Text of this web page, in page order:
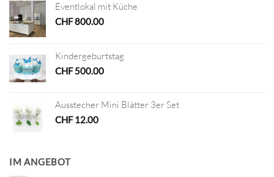
Eventlokal mit Küche
CHF800.00
Kindergeburtstag
CHF500.00
Ausstecher Mini Blätter 3er Set
CHF12.00
IM ANGEBOT